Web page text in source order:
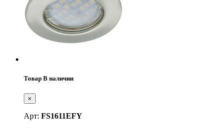
Товар В наличии
×
Арт: FS1611EFY